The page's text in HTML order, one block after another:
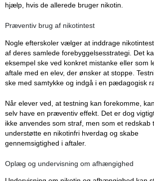
hjælp, hvis de allerede bruger nikotin.
Præventiv brug af nikotintest
Nogle efterskoler vælger at inddrage
af deres samlede forebyggelsesstrategi. Det
eksempel ske ved konkret mistanke eller som
aftale med en elev, der ønsker at stoppe.
ske med samtykke og indgå i en pædagogisk
Når elever ved, at testning kan forekomme,
selv have en præventiv effekt. Det er dog
ikke anvendes som straf, men som et redskab
understøtte en nikotinfri hverdag og skabe
gennemsigtighed i aftaler.
Oplæg og undervisning om afhængighed